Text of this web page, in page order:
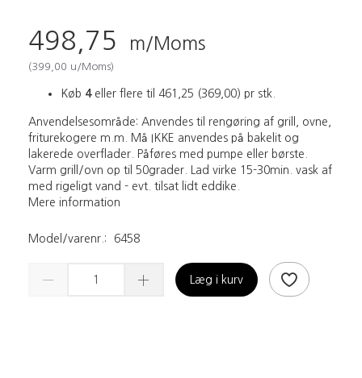
498,75 m/Moms
(399,00 u/Moms)
Køb 4eller flere til 461,25 (369,00) pr stk.
Anvendelsesområde: Anvendes til rengøring af grill, ovne,
friturekogere m.m. Må IKKE anvendes på bakelit og
lakerede overflader. Påføres med pumpe eller børste.
Varm grill/ovn op til 50grader. Lad virke 15-30min. vask af
med rigeligt vand - evt. tilsat lidt eddike.
Mere information
Model/varenr.: 6458
Læg i kurv